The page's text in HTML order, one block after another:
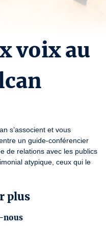
voix au
s’associent et vous
un guide-conférencier
de relations avec les publics
atypique, ceux qui le
plus
nous